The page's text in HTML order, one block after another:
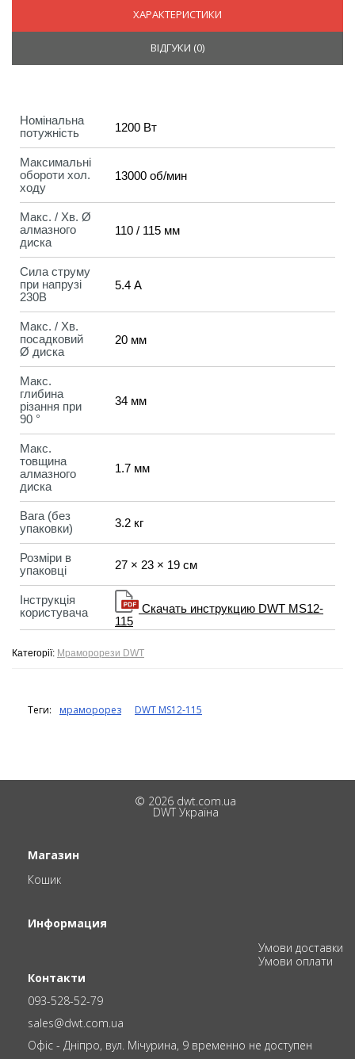
ХАРАКТЕРИСТИКИ
ВІДГУКИ (0)
Номінальна
потужність
1200 Вт
Максимальні
обороти хол.
ходу
13000 об/мин
Макс. / Хв. Ø
алмазного
диска
110 / 115 мм
Сила струму
при напрузі
230В
5.4 А
Макс. / Хв.
посадковий
Ø диска
20 мм
Макс.
глибина
різання при
90 °
34 мм
Макс.
товщина
алмазного
диска
1.7 мм
Вага (без
упаковки)
3.2 кг
Розміри в
упаковці
27 × 23 × 19 см
Інструкція
користувача
Скачать инструкцию DWT MS12-
115
Категорії: Мраморорези DWT
Теги: мраморорез DWT MS12-115
© 2026 dwt.com.ua
DWT Україна
Магазин
Кошик
Информация
Умови доставки
Умови оплати
Контакти
093-528-52-79
sales@dwt.com.ua
Офіс - Дніпро, вул. Мічурина, 9 временно не доступен